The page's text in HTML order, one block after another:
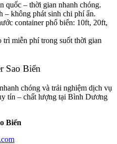
quốc – thời gian nhanh chóng.
– không phát sinh chi phí ẩn.
container phổ biến: 10ft, 20ft,
trì miễn phí trong suốt thời gian
Sao Biển
chóng và trải nghiệm dịch vụ
tín – chất lượng tại Bình Dương
Biển